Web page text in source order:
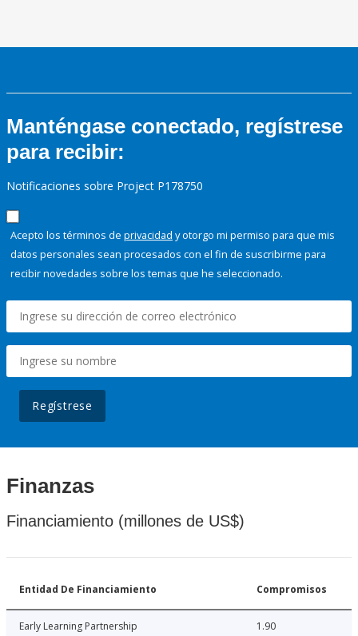
Manténgase conectado, regístrese
para recibir:
Notificaciones sobre Project P178750
Acepto los términos de privacidad y otorgo mi permiso para que mis
datos personales sean procesados con el fin de suscribirme para
recibir novedades sobre los temas que he seleccionado.
Regístrese
Finanzas
Financiamiento (millones de US$)
Entidad De Financiamiento Compromisos
Early Learning Partnership 1.90